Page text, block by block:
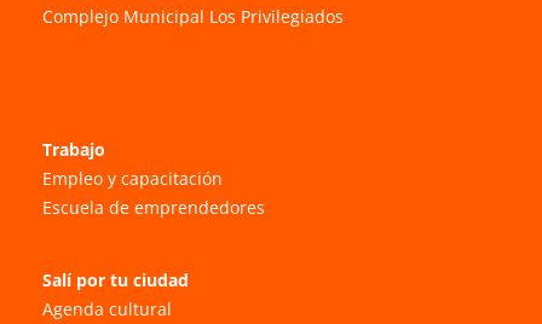
Complejo Municipal Los Privilegiados
Trabajo
Empleo y capacitación
Escuela de emprendedores
Salí por tu ciudad
Agenda cultural